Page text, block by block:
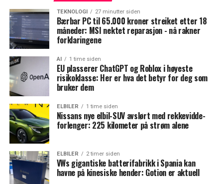
TEKNOLOGI 27 minutter siden
Bærbar PC til 65.000 kroner streiket etter 18
måneder: MSI nektet reparasjon - nå rakner
forklaringene
AI 1 time siden
EU plasserer ChatGPT og Roblox i høyeste
risikoklasse: Her er hva det betyr for deg som
bruker dem
ELBILER 1 time siden
Nissans nye elbil-SUV avslørt med rekkevidde-
forlenger: 225 kilometer på strøm alene
ELBILER 2 timer siden
VWs gigantiske batterifabrikk i Spania kan
havne på kinesiske hender: Gotion er aktuell